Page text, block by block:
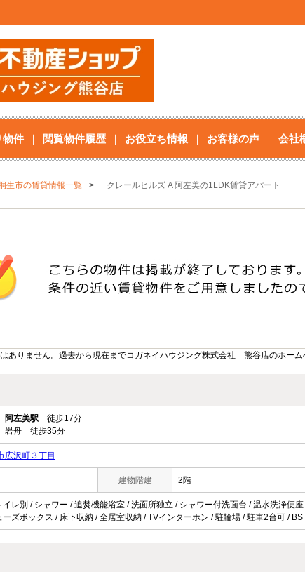
物件 閲覧物件履歴 お役立ち情報 お客様の声 会社
生市の賃貸情報一覧 クレールヒルズ A 阿左美の1LDK賃貸アパート
ありません。過去から現在までコガネイハウジング株式会社 熊谷店のホーム
阿左美駅 徒歩17分
岩舟 徒歩35分
広沢町３丁目
建物階建 2階
イレ別 / シャワー / 追焚機能浴室 / 洗面所独立 / シャワー付洗面台 / 温水洗浄便
ーズボックス / 床下収納 / 全居室収納 / TVインターホン / 駐輪場 / 駐車2台可 /